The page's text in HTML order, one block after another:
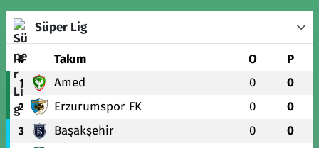
Süper Lig
# Takım O P
1 Amed 0 0
2 Erzurumspor FK 0 0
3 Başakşehir 0 0